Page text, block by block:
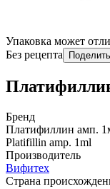
Упаковка может
Без рецепта
Бренд
Платифиллин амп.
Platifillin amp. 1ml
Производитель
Вифитех
Страна